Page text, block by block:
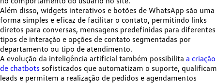
Além disso, widgets interativos e botões de WhatsApp são uma
forma simples e eficaz de facilitar o contato, permitindo links
diretos para conversas, mensagens predefinidas para diferentes
tipos de interação e opções de contato segmentadas por
departamento ou tipo de atendimento.
A evolução da inteligência artificial também possibilita a criação
de chatbots sofisticados que automatizam o suporte, qualificam
leads e permitem a realização de pedidos e agendamentos